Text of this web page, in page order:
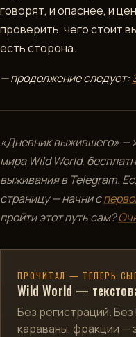
говорят, и опаснее, и
проверить, чего стоит
есть сторона.
— продолжение следует:
«Дневник выжившего» —
мира Wild World,
выживания в Telegram.
страницу — начни с
пройти этот путь сам?
ПРОЧИТАЛ — ТЕПЕРЬ
Wild World —
Без регистраций.
караваны, фракции —